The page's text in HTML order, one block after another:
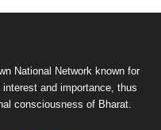
National Network known for
and importance, thus
consciousness of Bharat.